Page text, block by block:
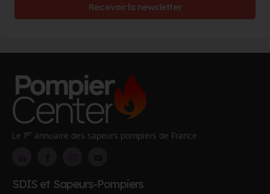
Recevoir la newsletter
Le 1er annuaire des sapeurs pompiers de France.
SDIS et Sapeurs-Pompiers